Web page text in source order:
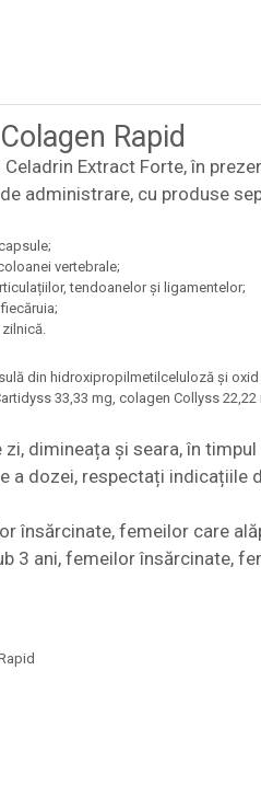
Rapid
Extract Forte, în
administrare, cu produse
vertebrale;
tendoanelor și ligamentelor;
din hidroxipropilmetilceluloză și
33,33 mg, colagen Collyss
dimineața și seara, în
dozei, respectați indicațiile
însărcinate, femeilor care
3 ani, femeilor însărcinate,